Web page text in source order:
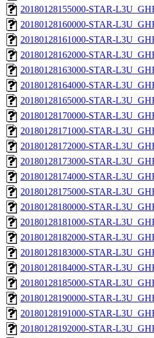
20180128155000-STAR-
20180128160000-STAR-
20180128161000-STAR-
20180128162000-STAR-
20180128163000-STAR-
20180128164000-STAR-
20180128165000-STAR-
20180128170000-STAR-
20180128171000-STAR-
20180128172000-STAR-
20180128173000-STAR-
20180128174000-STAR-
20180128175000-STAR-
20180128180000-STAR-
20180128181000-STAR-
20180128182000-STAR-
20180128183000-STAR-
20180128184000-STAR-
20180128185000-STAR-
20180128190000-STAR-
20180128191000-STAR-
20180128192000-STAR-